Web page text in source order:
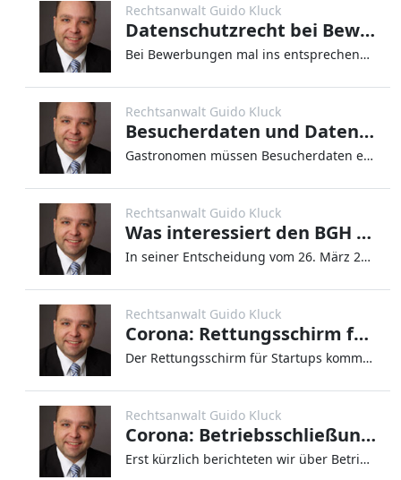
Rechtsanwalt Guido Kluck
Datenschutzrecht bei Bewerbungen
Bei Bewerbungen mal ins entsprechende Facebook-Profil schauen oder den Bewerber nach Vorstrafen fragen – Bei Bewerbungen
Rechtsanwalt Guido Kluck
Besucherdaten und Datenschutz
Gastronomen müssen Besucherdaten erfassen – Nachdem nun die Ausgangsbeschränkungen und Betriebsschließungen langsam zurü
Rechtsanwalt Guido Kluck
Was interessiert den BGH der EuGH?
In seiner Entscheidung vom 26. März 2020 hat der Europäische Gerichtshof (EuGH) eine brisante Grundsatzfrage beantwortet
Rechtsanwalt Guido Kluck
Corona: Rettungsschirm für Startups
Der Rettungsschirm für Startups kommt! Wie so viele andere Unternehmen leiden auch Startups gerade massiv unter den Folg
Rechtsanwalt Guido Kluck
Corona: Betriebsschließungsversicherungen
Erst kürzlich berichteten wir über Betriebsschließungsversicherungen in den Zeiten des Corona-Virus. Viele Versicherer l